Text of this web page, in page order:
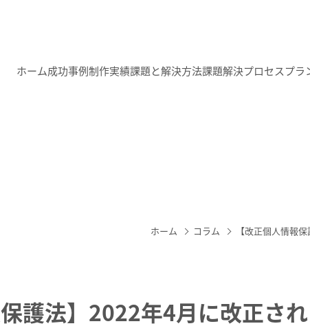
ホーム成功事例制作実績課題と解決方法課題解決プロセスプラ
ホーム コラム 【改正個人情報
保護法】2022年4月に改正さ